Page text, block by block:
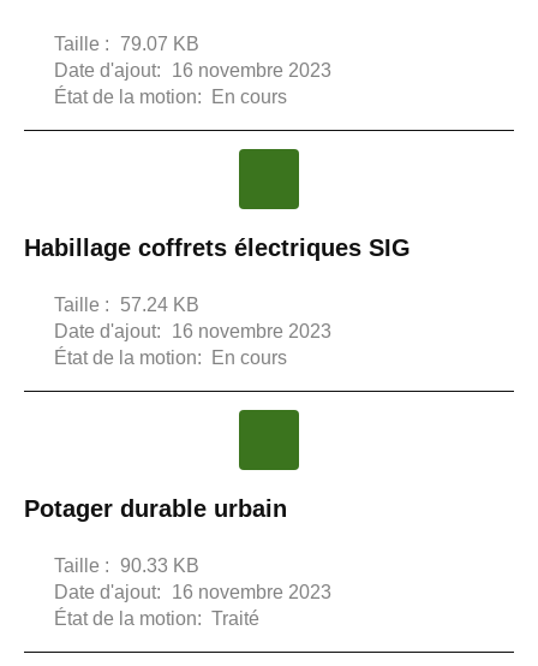
Taille :
79.07 KB
Date d'ajout:
16 novembre 2023
État de la motion: En cours
Habillage coffrets électriques SIG
Taille :
57.24 KB
Date d'ajout:
16 novembre 2023
État de la motion: En cours
Potager durable urbain
Taille :
90.33 KB
Date d'ajout:
16 novembre 2023
État de la motion: Traité